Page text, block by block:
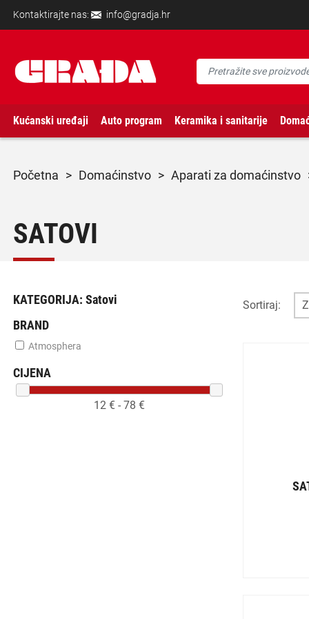
Kontaktirajte nas: info@gradja.hr
Kućanski uređaji Auto program Keramika i sanitarije
početna > domaćinstvo > aparati za domaćinstvo
SATOVI
KATEGORIJA: Satovi
BRAND
Atmosphera
CIJENA
12 € -78 €
Sortiraj: